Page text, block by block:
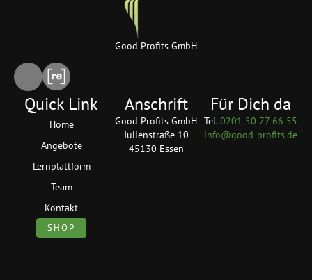
Good Profits GmbH
Quick Link
Home
Angebote
Lernplattform
Team
Kontakt
SHOP
Anschrift
Good Profits GmbH
Julienstraße 10
45130 Essen
Für Dich da
Tel.0201 50 77 66 55
info@good-profits.de